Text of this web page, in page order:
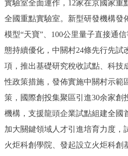
實驗室全面運作，12家在京國家重
全國重點實驗室。新型研發機構發
模型“天寶”、100公里量子直接通
態持續優化，中關村24條先行先試
項，推出基礎研究稅收試點、科技
性政策措施，發佈實施中關村示範
策，國際創投集聚區引進30余家創
機構，支援龍頭企業試點組建全國
加大關鍵領域人才引進培育力度，
火炬科創學院、發起設立火炬科創